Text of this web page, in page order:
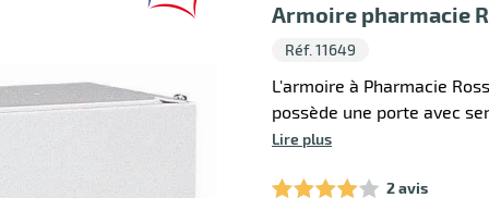
Armoire pharmacie
Réf. 11649
L'armoire à Pharmacie
possède une porte avec
Lire plus
2 avis